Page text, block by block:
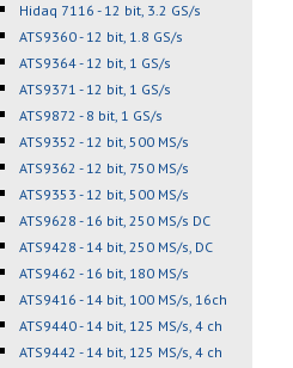
Hidaq 7116 - 12 bit, 3.2 GS/s
ATS9360 - 12 bit, 1.8 GS/s
ATS9364 - 12 bit, 1 GS/s
ATS9371 - 12 bit, 1 GS/s
ATS9872 - 8 bit, 1 GS/s
ATS9352 - 12 bit, 500 MS/s
ATS9362 - 12 bit, 750 MS/s
ATS9353 - 12 bit, 500 MS/s
ATS9628 - 16 bit, 250 MS/s DC
ATS9428 - 14 bit, 250 MS/s, DC
ATS9462 - 16 bit, 180 MS/s
ATS9416 - 14 bit, 100 MS/s, 16ch
ATS9440 - 14 bit, 125 MS/s, 4 ch
ATS9442 - 14 bit, 125 MS/s, 4 ch